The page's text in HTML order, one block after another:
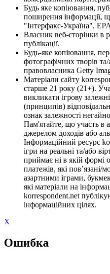
Будь яке копіювання,
поширення інформації,
"Інтерфакс-Україна",
Власник веб-сторінки в
публікації.
Будь-яке копіювання,
фотографічних творів та/
правовласника Getty
Матеріали сайту
старше 21 року (21+).
викликати ігрову
(принципів)
ознак залежності
Пам'ятайте, що участь в
джерелом доходів або
Інформаційний ресурс
ігри на реальні та/або
приймає ні в якій формі
платежів, які пов’язані/
азартними іграми,
які матеріали на
korrespondent.net
інформаційних цілях.
X
Ошибка